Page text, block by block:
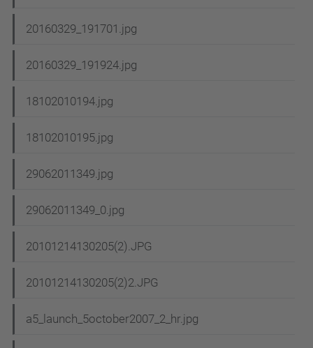
20160329_191701.jpg
20160329_191924.jpg
18102010194.jpg
18102010195.jpg
29062011349.jpg
29062011349_0.jpg
20101214130205(2).JPG
20101214130205(2)2.JPG
a5_launch_5october2007_2_hr.jpg